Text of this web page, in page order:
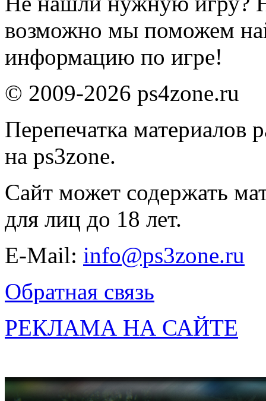
возможно мы поможем
информацию по игре!
© 2009-2026 ps4zone.ru
Перепечатка материалов
на ps3zone.
Сайт может содержать
для лиц до 18 лет.
E-Mail: info@ps3zone.ru
Обратная связь
РЕКЛАМА НА САЙТЕ